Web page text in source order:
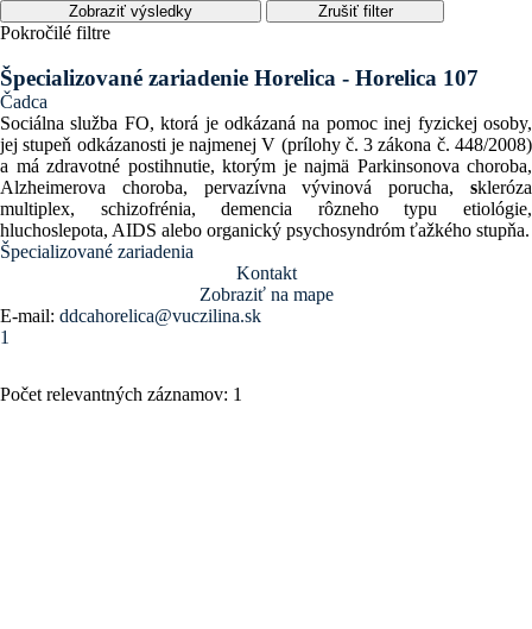
Zobraziť výsledky Zrušiť filter
Pokročilé filtre
Špecializované zariadenie Horelica - Horelica 107
Čadca
Sociálna služba FO, ktorá je odkázaná na pomoc inej fyzickej osoby,
jej stupeň odkázanosti je najmenej V (prílohy č. 3 zákona č. 448/2008)
a má zdravotné postihnutie, ktorým je najmä Parkinsonova choroba,
Alzheimerova choroba,
pervazívna vývinová porucha,skleróza
multiplex, schizofrénia, demencia rôzneho typu etiológie,
hluchoslepota, AIDS alebo organický psychosyndróm ťažkého stupňa.
Špecializované zariadenia
Kontakt
Zobraziť na mape
E-mail: ddcahorelica@vuczilina.sk
1
Počet relevantných záznamov: 1